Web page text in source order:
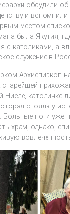
обсудили
и
местом
была Якутия,
с католиками, а
служение в
Архиепископ
старейшей
Ниёле, католичке
стояла у
Больные ноги уже
храм, однако,